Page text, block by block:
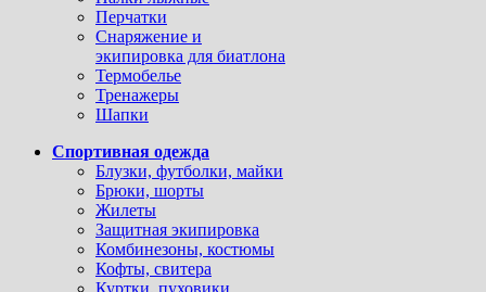
Перчатки
Снаряжение и
экипировка для биатлона
Термобелье
Тренажеры
Шапки
Спортивная одежда
Блузки, футболки, майки
Брюки, шорты
Жилеты
Защитная экипировка
Комбинезоны, костюмы
Кофты, свитера
Куртки, пуховики